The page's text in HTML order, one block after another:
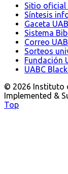
Sitio oficial
Síntesis
Gaceta
Sistema
Correo
Sorteos
Fundación
UABC
© 2026 Instituto
Implemented &
Top